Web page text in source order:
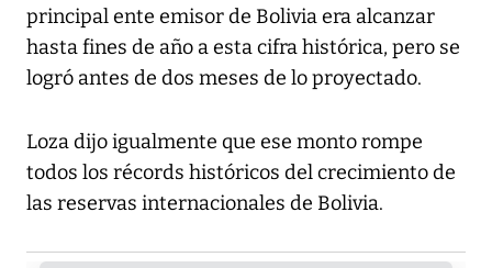
principal ente emisor de Bolivia era alcanzar
hasta fines de año a esta cifra histórica, pero se
logró antes de dos meses de lo proyectado.
Loza dijo igualmente que ese monto rompe
todos los récords históricos del crecimiento de
las reservas internacionales de Bolivia.